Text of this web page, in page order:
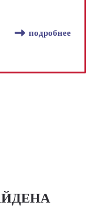
подробнее